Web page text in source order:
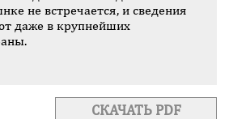
не встречается, и сведения
даже в крупнейших
СКАЧАТЬ PDF